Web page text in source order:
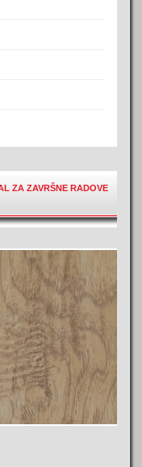
ZA ZAVRŠNE RADOVE